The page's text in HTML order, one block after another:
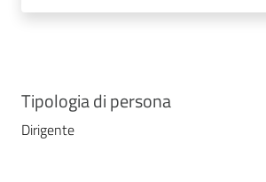
Tipologia di persona
Dirigente